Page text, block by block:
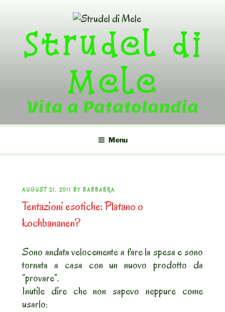
contentStrudel di
Mele
Vita a Patatolandia
Menu
POSTED
ON
AUGUST 21, 2011 BY BABBABRA
Tentazioni esotiche: Platano o
kochbananen?
Sono andata velocemente a fare la spesa e sono
tornata a casa con un nuovo prodotto da
“provare”.
Inutile dire che non sapevo neppure come
usarlo: